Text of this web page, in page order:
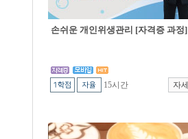
손쉬운 개인위생관리 [자격증 과정]
15시간